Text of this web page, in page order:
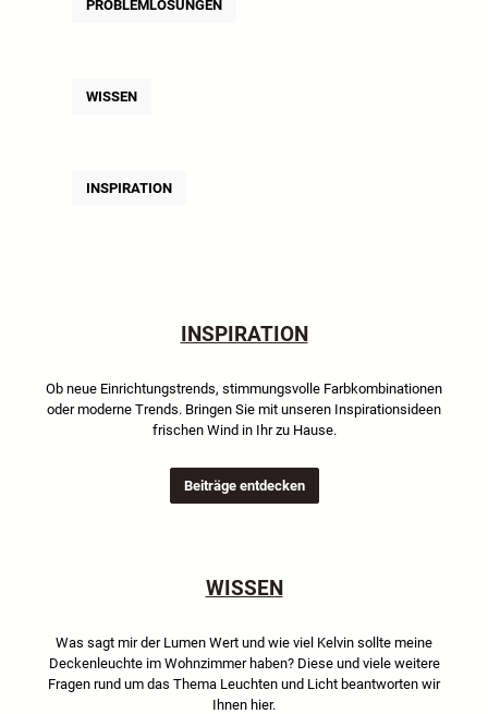
PROBLEMLÖSUNGEN
WISSEN
INSPIRATION
INSPIRATION
Ob neue Einrichtungstrends, stimmungsvolle Farbkombinationen
oder moderne Trends. Bringen Sie mit unseren Inspirationsideen
frischen Wind in Ihr zu Hause.
Beiträge entdecken
WISSEN
Was sagt mir der Lumen Wert und wie viel Kelvin sollte meine
Deckenleuchte im Wohnzimmer haben? Diese und viele weitere
Fragen rund um das Thema Leuchten und Licht beantworten wir
Ihnen hier.